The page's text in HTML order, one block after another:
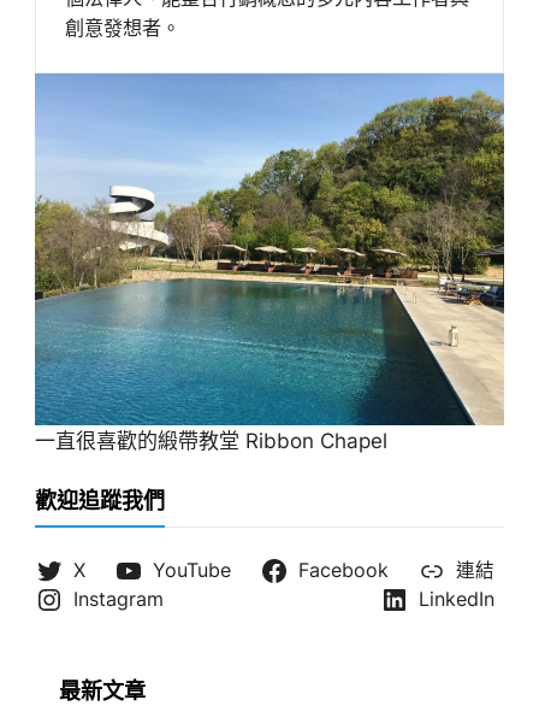
創意發想者。
一直很喜歡的緞帶教堂 Ribbon Chapel
歡迎追蹤我們
X YouTube Facebook
連結
Instagram
LinkedIn
最新文章